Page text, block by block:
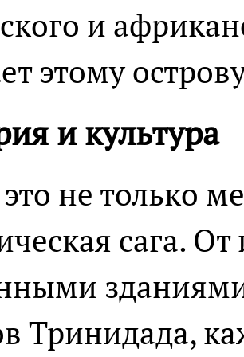
и
этому
и культура
не только
сага.
Тринидада,